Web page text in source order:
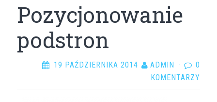
Pozycjonowanie
podstron
19 PAŹDZIERNIKA 2014 ADMIN ·
0
KOMENTARZY